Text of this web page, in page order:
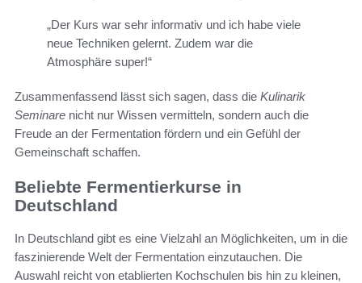
„Der Kurs war sehr informativ und ich habe viele
neue Techniken gelernt. Zudem war die
Atmosphäre super!“
Zusammenfassend lässt sich sagen, dass die Kulinarik
Seminare nicht nur Wissen vermitteln, sondern auch die
Freude an der Fermentation fördern und ein Gefühl der
Gemeinschaft schaffen.
Beliebte Fermentierkurse in
Deutschland
In Deutschland gibt es eine Vielzahl an Möglichkeiten, um in die
faszinierende Welt der Fermentation einzutauchen. Die
Auswahl reicht von etablierten Kochschulen bis hin zu kleinen,